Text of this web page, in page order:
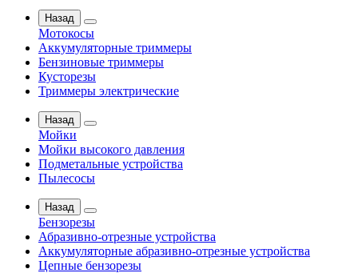
Назад
Мотокосы
Аккумуляторные триммеры
Бензиновые триммеры
Кусторезы
Триммеры электрические
Назад
Мойки
Мойки высокого давления
Подметальные устройства
Пылесосы
Назад
Бензорезы
Абразивно-отрезные устройства
Аккумуляторные абразивно-отрезные устройства
Цепные бензорезы